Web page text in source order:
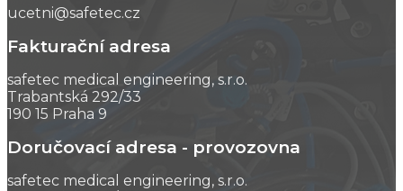
ucetni@safetec.cz
Fakturační adresa
safetec medical engineering, s.r.o.
Trabantská 292/33
190 15 Praha 9
Doručovací adresa - provozovna
safetec medical engineering, s.r.o.